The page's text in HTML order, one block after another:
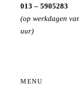
013 – 5905283
(op werkdagen
uur)
MENU